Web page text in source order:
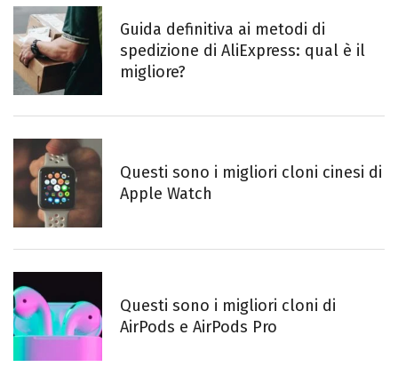
Guida definitiva ai metodi di
spedizione di AliExpress: qual è il
migliore?
Questi sono i migliori cloni cinesi di
Apple Watch
Questi sono i migliori cloni di
AirPods e AirPods Pro